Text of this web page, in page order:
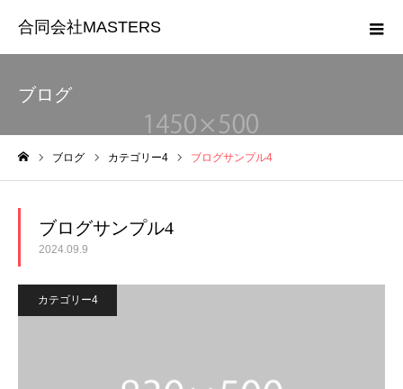
合同会社MASTERS
ブログ
ブログ カテゴリー4 ブログサンプル4
ブログサンプル4
2024.09.9
カテゴリー4